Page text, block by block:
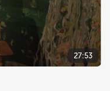
27:53